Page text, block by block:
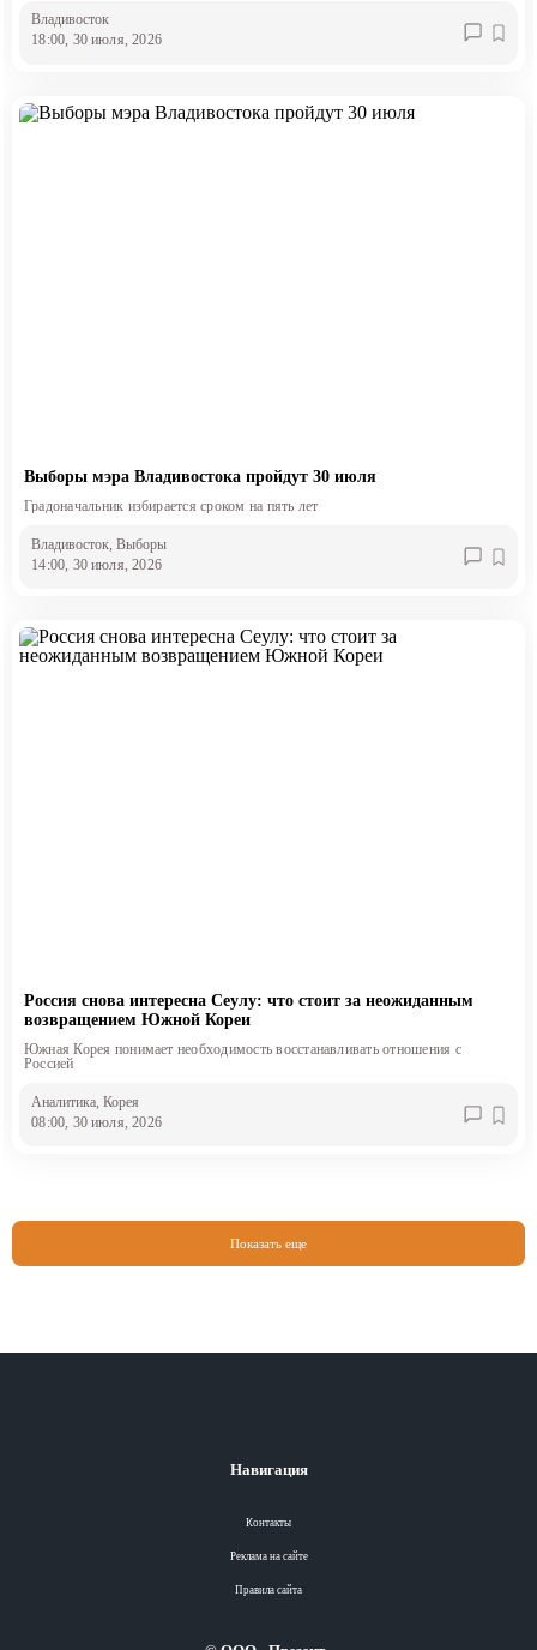
Владивосток
18:00, 30 июля, 2026
Выборы мэра Владивостока пройдут 30 июля
Градоначальник избирается сроком на пять лет
Владивосток , Выборы
14:00, 30 июля, 2026
Россия снова интересна Сеулу: что стоит за неожиданным
возвращением Южной Кореи
Южная Корея понимает необходимость восстанавливать отношения с
Россией
Аналитика , Корея
08:00, 30 июля, 2026
Показать еще
Навигация
Контакты
Реклама на сайте
Правила сайта